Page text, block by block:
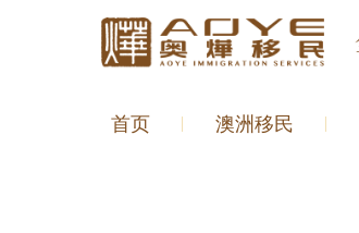
首页 澳洲移民